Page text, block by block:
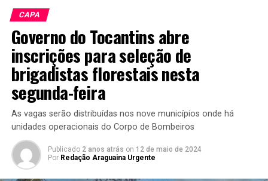
CAPA
Governo do Tocantins abre
inscrições para seleção de
brigadistas florestais nesta
segunda-feira
As vagas serão distribuídas nos nove municípios onde há
unidades operacionais do Corpo de Bombeiros
Publicado 2 anos atrás on 12 de maio de 2024
Por Redação Araguaina Urgente